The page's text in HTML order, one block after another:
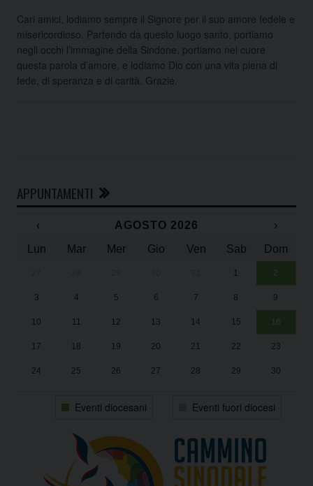
Cari amici, lodiamo sempre il Signore per il suo amore fedele e
misericordioso. Partendo da questo luogo santo, portiamo
negli occhi l’immagine della Sindone, portiamo nel cuore
questa parola d’amore, e lodiamo Dio con una vita piena di
fede, di speranza e di carità. Grazie.
APPUNTAMENTI
‹ AGOSTO 2026
›
Lun
Mar Mer Gio Ven Sab Dom
1 2
3 4 5 6 7 8 9
10 11 12 13 14 15 16
17 18 19 20 21 22 23
24 25 26 27 28 29 30
Eventi diocesani Eventi fuori diocesi